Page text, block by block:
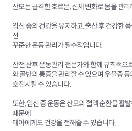
산모는 급격한 호르몬, 신체 변화로 몸을 관
임신 중의 건강을 유지하고, 출산 후 건강한
선
꾸준한 운동 관리가 필수적입니다.
산전 산후 운동관리 전문가와 함께 규칙적으
와 골반의 통증을 관리할 수 있으며 우울증
호전시킬 수 있습니다.
또한, 임신 중 운동은 산모의 혈액 순환을 활
때문에
태아에게도 건강을 전해줄 수 있습니다.